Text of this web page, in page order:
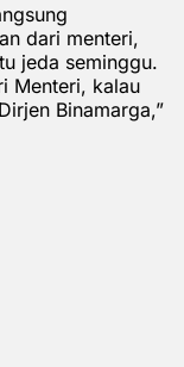
dari menteri,
jeda seminggu.
Menteri, kalau
Binamarga,”